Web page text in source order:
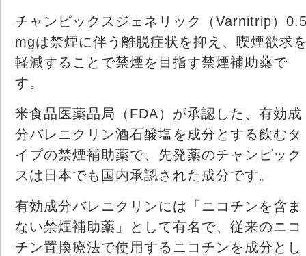
チャンピックスジェネリック（Varnitrip）
mgは禁煙に伴う離脱症状を抑え、喫煙欲求
軽減することで禁煙を目指す禁煙補助薬で
す。
米食品医薬品局（FDA）が承認した、有効成
分バレニクリン酒石酸塩を成分とする飲むタ
イプの禁煙補助薬で、先発薬のチャンピック
スは日本でも国内承認された成分です。
有効成分バレニクリンには「ニコチンを含ま
ない禁煙補助薬」として有名で、従来のニコ
チン置換療法で使用するニコチンを成分とし